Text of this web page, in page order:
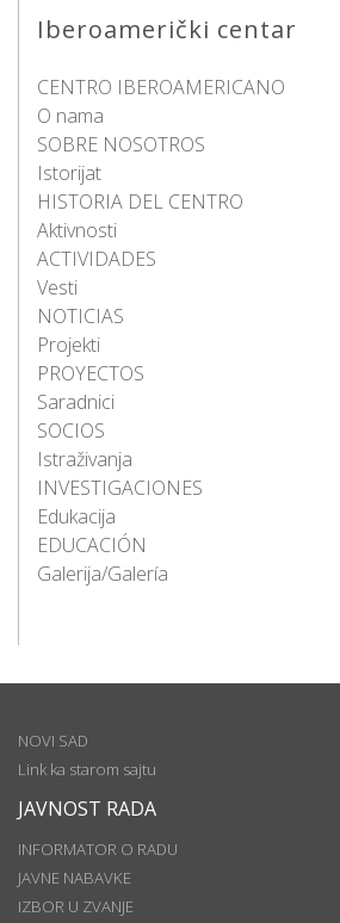
Iberoamerički centar
CENTRO IBEROAMERICANO
O nama
SOBRE NOSOTROS
Istorijat
HISTORIA DEL CENTRO
Aktivnosti
ACTIVIDADES
Vesti
NOTICIAS
Projekti
PROYECTOS
Saradnici
SOCIOS
Istraživanja
INVESTIGACIONES
Edukacija
EDUCACIÓN
Galerija/Galería
NOVI SAD
Link ka starom sajtu
JAVNOST RADA
INFORMATOR O RADU
JAVNE NABAVKE
IZBOR U ZVANJE